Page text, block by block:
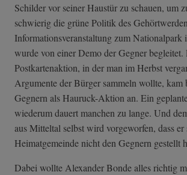
Schilder vor seiner Haustür zu schauen, um
schwierig die grüne Politik des
Informationsveranstaltung zum
wurde von einer Demo der Gegner begleitet.
Postkartenaktion, in der man im Herbst
Argumente der Bürger sammeln wollte, kam
Gegnern als Hauruck-Aktion an. Ein
wiederum dauert manchen zu lange. Und
aus Mitteltal selbst wird vorgeworfen, dass
Heimatgemeinde nicht den Gegnern gestellt
Dabei wollte Alexander Bonde alles richtig